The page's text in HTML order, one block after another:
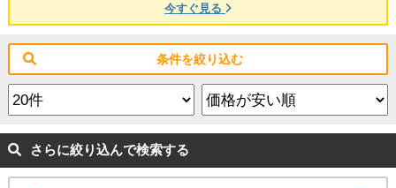
今すぐ見る
条件を絞り込む
さらに絞り込んで検索する